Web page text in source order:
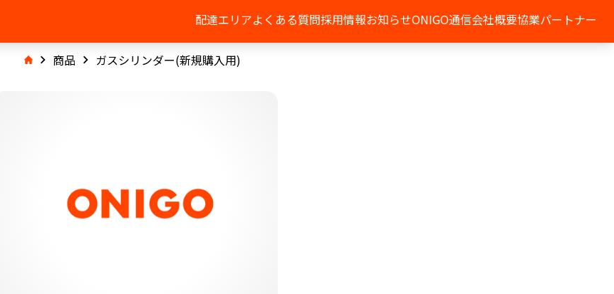
配達エリアよくある質問採用情報お知らせONIGO通信会社概要協業パートナー
商品 ガスシリンダー(新規購入用)